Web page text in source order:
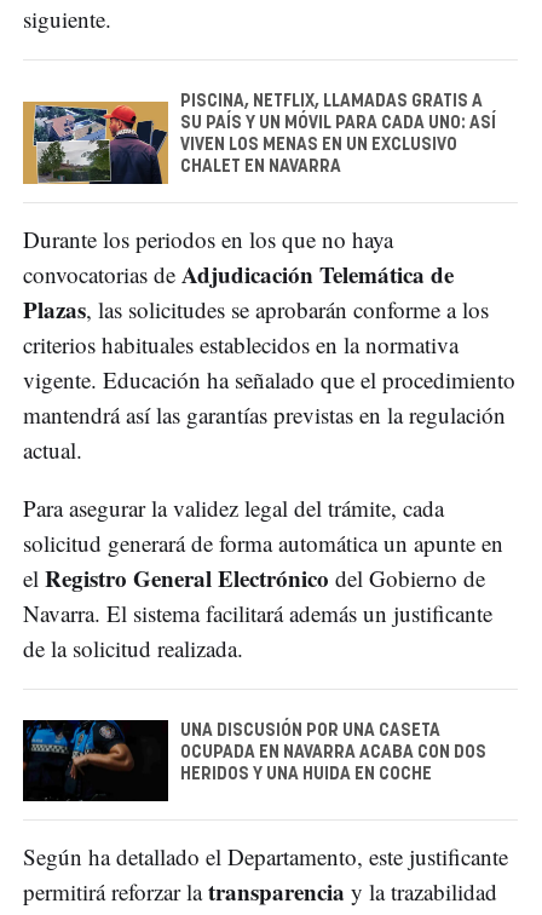
siguiente.
PISCINA, NETFLIX, LLAMADAS GRATIS A
SU PAÍS Y UN MÓVIL PARA CADA UNO: ASÍ
VIVEN LOS MENAS EN UN EXCLUSIVO
CHALET EN NAVARRA
Durante los periodos en los que no haya
convocatorias de Adjudicación Telemática de
Plazas, las solicitudes se aprobarán conforme a los
criterios habituales establecidos en la normativa
vigente. Educación ha señalado que el procedimiento
mantendrá así las garantías previstas en la regulación
actual.
Para asegurar la validez legal del trámite, cada
solicitud generará de forma automática un apunte en
el Registro General Electrónico del Gobierno de
Navarra. El sistema facilitará además un justificante
de la solicitud realizada.
UNA DISCUSIÓN POR UNA CASETA
OCUPADA EN NAVARRA ACABA CON DOS
HERIDOS Y UNA HUIDA EN COCHE
Según ha detallado el Departamento, este justificante
permitirá reforzar latransparencia y la trazabilidad